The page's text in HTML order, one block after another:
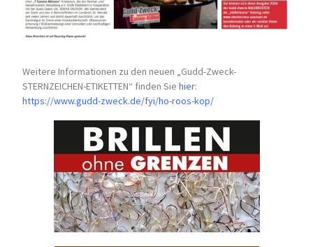
Weitere Informationen zu den neuen „Gudd-Zweck-
STERNZEICHEN-ETIKETTEN“ finden Siehier:
https://www.gudd-zweck.de/fyi/ho-roos-kop/